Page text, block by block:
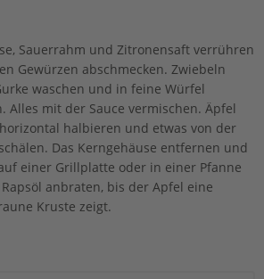
Sauerrahm und Zitronensaft verrühren
Gewürzen abschmecken. Zwiebeln
waschen und in feine Würfel
Alles mit der Sauce vermischen. Äpfel
halbieren und etwas von der
Das Kerngehäuse entfernen und
einer Grillplatte oder in einer Pfanne
anbraten, bis der Apfel eine
Kruste zeigt.